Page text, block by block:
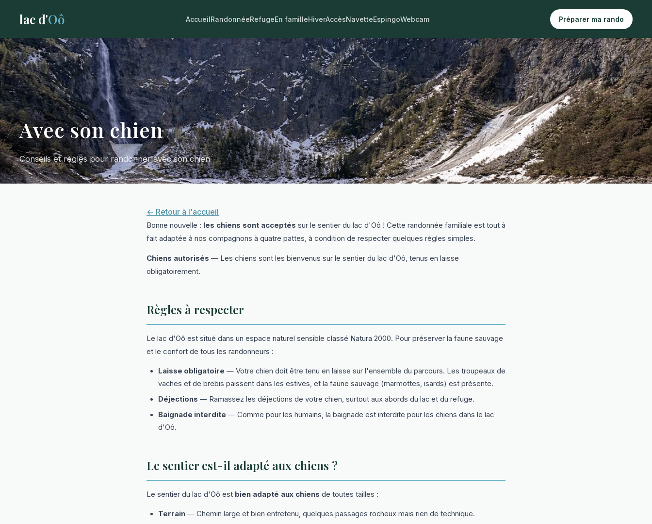
lac d'Oô AccueilRandonnéeRefugeEn familleHiverAccèsNavetteEspingoWebcam Préparer ma rando
Avec son chien
Conseils et règles pour randonner avec son chien
← Retour à l'accueil
Bonne nouvelle : les chiens sont acceptés sur le sentier du lac d'Oô ! Cette randonnée familiale est tout à
fait adaptée à nos compagnons à quatre pattes, à condition de respecter quelques règles simples.
Chiens autorisés — Les chiens sont les bienvenus sur le sentier du lac d'Oô, tenus en laisse
obligatoirement.
Règles à respecter
Le lac d'Oô est situé dans un espace naturel sensible classé Natura 2000. Pour préserver la faune sauvage
et le confort de tous les randonneurs :
Laisse obligatoire — Votre chien doit être tenu en laisse sur l'ensemble du parcours. Les troupeaux de
vaches et de brebis paissent dans les estives, et la faune sauvage (marmottes, isards) est présente.
Déjections — Ramassez les déjections de votre chien, surtout aux abords du lac et du refuge.
Baignade interdite — Comme pour les humains, la baignade est interdite pour les chiens dans le lac
d'Oô.
Le sentier est-il adapté aux chiens ?
Le sentier du lac d'Oô est bien adapté aux chiens de toutes tailles :
Terrain — Chemin large et bien entretenu, quelques passages rocheux mais rien de technique.